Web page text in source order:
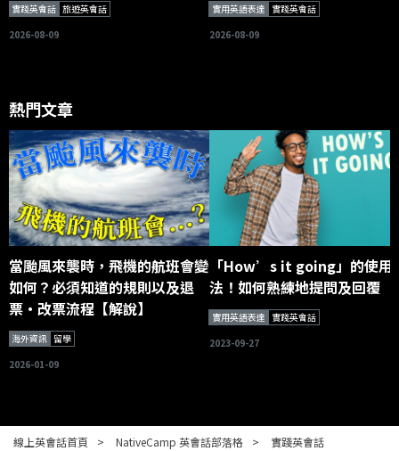
實踐英會話 旅遊英會話
2026-08-09
實用英語表達 實踐英會話
2026-08-09
熱門文章
當颱風來襲時，飛機的航班會變
如何？必須知道的規則以及退
票・改票流程【解說】
海外資訊 留學
2026-01-09
「How’s it going」的使用
法！如何熟練地提問及回覆
實用英語表達 實踐英會話
2023-09-27
線上英會話首頁 NativeCamp 英會話部落格
實踐英會話